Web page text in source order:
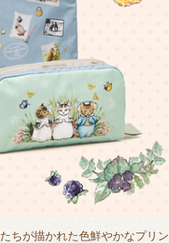
ちが描かれた色鮮やかなプリン